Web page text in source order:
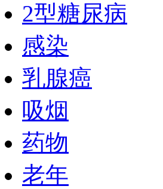
2型糖尿病
感染
乳腺癌
吸烟
药物
老年